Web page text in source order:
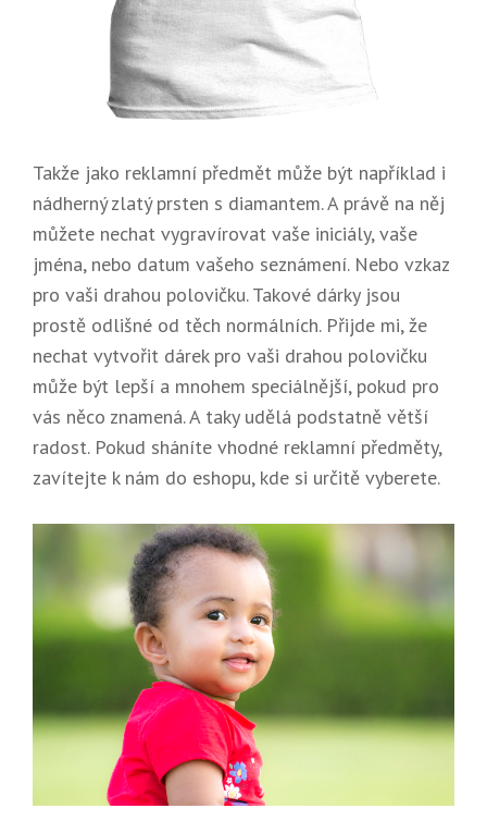
Takže jako reklamní předmět může být například i
nádherný zlatý prsten s diamantem. A právě na něj
můžete nechat vygravírovat vaše iniciály, vaše
jména, nebo datum vašeho seznámení. Nebo vzkaz
pro vaši drahou polovičku. Takové dárky jsou
prostě odlišné od těch normálních. Přijde mi, že
nechat vytvořit dárek pro vaši drahou polovičku
může být lepší a mnohem speciálnější, pokud pro
vás něco znamená. A taky udělá podstatně větší
radost. Pokud sháníte vhodné reklamní předměty,
zavítejte k nám do eshopu, kde si určitě vyberete.